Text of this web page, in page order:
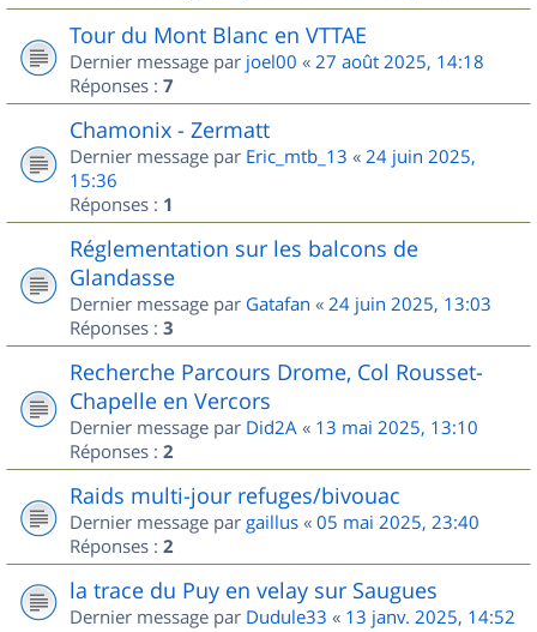
Tour du Mont Blanc en VTTAE
Dernier message par joel00 « 27 août 2025, 14:18
Réponses : 7
Chamonix - Zermatt
Dernier message par Eric_mtb_13 « 24 juin 2025,
15:36
Réponses : 1
Réglementation sur les balcons de
Glandasse
Dernier message par Gatafan « 24 juin 2025, 13:03
Réponses : 3
Recherche Parcours Drome, Col Rousset-
Chapelle en Vercors
Dernier message par Did2A « 13 mai 2025, 13:10
Réponses : 2
Raids multi-jour refuges/bivouac
Dernier message par gaillus « 05 mai 2025, 23:40
Réponses : 2
la trace du Puy en velay sur Saugues
Dernier message par Dudule33 « 13 janv. 2025, 14:52